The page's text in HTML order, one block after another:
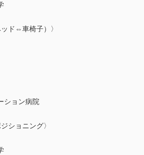
ド⇔車椅子）〉
ション病院
ショニング〉